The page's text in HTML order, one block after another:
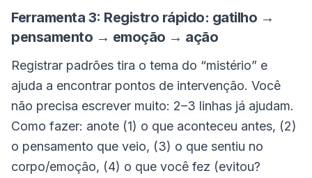
Ferramenta 3: Registro rápido: gatilho →
pensamento → emoção → ação
Registrar padrões tira o tema do “mistério” e
ajuda a encontrar pontos de intervenção. Você
não precisa escrever muito: 2–3 linhas já ajudam.
Como fazer: anote (1) o que aconteceu antes, (2)
o pensamento que veio, (3) o que sentiu no
corpo/emoção, (4) o que você fez (evitou?